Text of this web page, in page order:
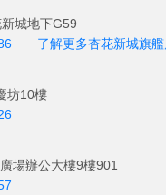
城地下G59
了解更多杏花新城旗
坊10樓
場辦公大樓9樓901